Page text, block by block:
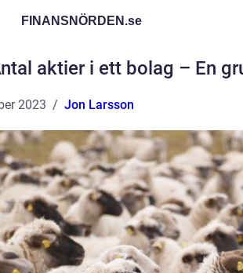
FINANSNÖRDEN.se
aktier i ett bolag – En
2023 Jon Larsson